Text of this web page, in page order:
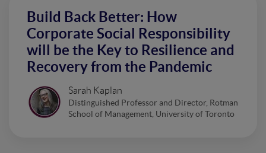
Build Back Better: How
Corporate Social Responsibility
will be the Key to Resilience and
Recovery from the Pandemic
Sarah Kaplan
Distinguished Professor and Director, Rotman
School of Management, University of Toronto